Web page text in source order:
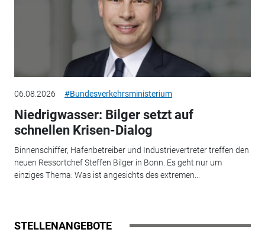
06.08.2026 #Bundesverkehrsministerium
Niedrigwasser: Bilger setzt auf
schnellen Krisen-Dialog
Binnenschiffer, Hafenbetreiber und Industrievertreter treffen den
neuen Ressortchef Steffen Bilger in Bonn. Es geht nur um
einziges Thema: Was ist angesichts des extremen...
STELLENANGEBOTE